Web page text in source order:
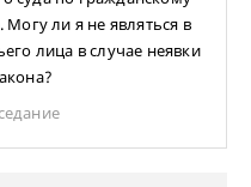
Могу ли я не являться в
лица в случае неявки